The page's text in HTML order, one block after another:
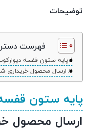
توضیحات
فهرست
پایه ستون قفسه
ارسال محصول خریداری
پایه ستون
ارسال محصول